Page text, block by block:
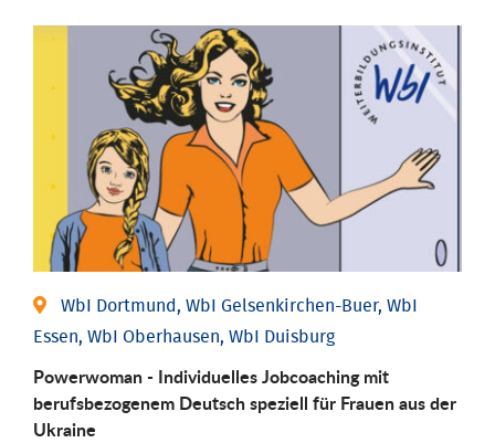
WbI Dortmund, WbI Gelsenkirchen-Buer, WbI
Essen, WbI Oberhausen, WbI Duisburg
Powerwoman - Individuelles Jobcoaching mit
berufsbezogenem Deutsch speziell für Frauen aus der
Ukraine